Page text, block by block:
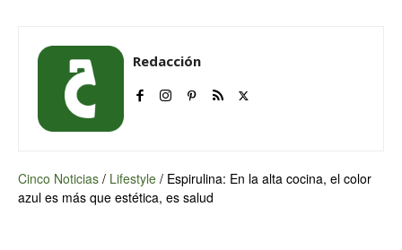
Redacción
Cinco Noticias / Lifestyle / Espirulina: En la alta cocina, el color
azul es más que estética, es salud